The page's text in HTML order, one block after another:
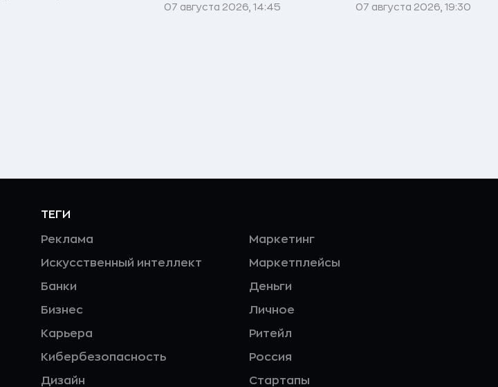
07 августа 2026, 14:45 07 августа 2026, 19:30
ТЕГИ
Реклама
Искусственный интеллект
Банки
Бизнес
Карьера
Кибербезопасность
Дизайн
Маркетинг
Маркетплейсы
Деньги
Личное
Ритейл
Россия
Стартапы